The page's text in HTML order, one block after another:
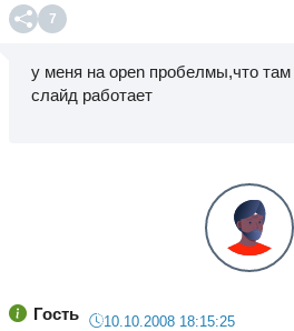
7
у меня на open пробелмы,что
слайд работает
Гость 10.10.2008 18:15:25